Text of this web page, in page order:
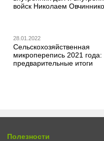
войск Николаем
28.01.2022
Сельскохозяйственная
микроперепись 2021 года:
предварительные итоги
Полезности